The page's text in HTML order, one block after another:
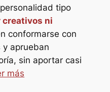
tipo
creativos ni
conformarse con
y aprueban
sin aportar casi
más